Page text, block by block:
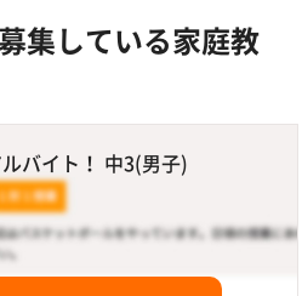
集している家庭教
バイト！ 中3(男子)